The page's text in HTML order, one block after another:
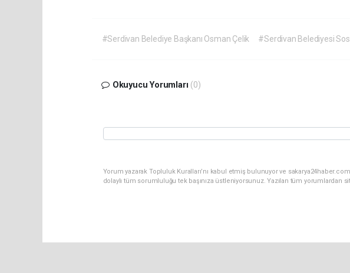
#Serdivan Belediye Başkanı Osman Çelik #Serdivan Belediyesi
Okuyucu Yorumları (0)
Yorum yazarak Topluluk Kuralları’nı kabul etmiş bulunuyor ve
dolaylı tüm sorumluluğu tek başınıza üstleniyorsunuz. Yazılan tüm